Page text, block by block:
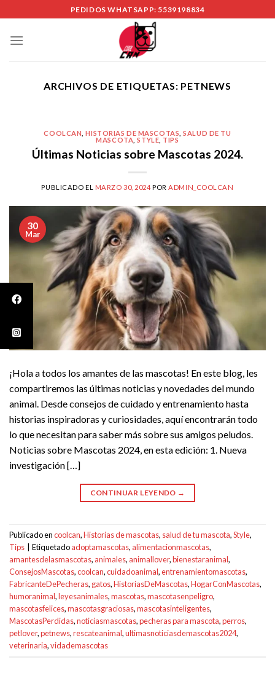
to
content
PEDIDOS WHATSAPP: 5539198834
ARCHIVOS DE ETIQUETAS: PETNEWS
COOLCAN ,HISTORIAS DE MASCOTAS ,SALUD DE TU
MASCOTA ,STYLE TIPS
Últimas Noticias sobre Mascotas 2024.
PUBLICADO EL MARZO 30, 2024 POR ADMIN_COOLCAN
30
Mar
¡Hola a todos los amantes de las mascotas! En este blog, les
compartiremos las últimas noticias y novedades del mundo
animal. Desde consejos de cuidado y entrenamiento hasta
historias inspiradoras y curiosidades, aquí encontrarán todo
lo que necesitan para saber más sobre sus amigos peludos.
Noticias sobre Mascotas 2024, en esta edición: 1. Nueva
investigación […]
CONTINUAR LEYENDO →
Publicado encoolcan,Historias de mascotas, salud de tu mascota,Style,
Tips
Etiquetadoadoptamascotas, alimentacionmascotas,
amantesdelasmascotas, animales, animallover,bienestaranimal,
ConsejosMascotas,coolcan,cuidadoanimal,entrenamientomascotas,
FabricanteDePecheras, gatos,HistoriasDeMascotas,HogarConMascotas,
humoranimal,leyesanimales,mascotas,mascotasenpeligro,
mascotasfelices,mascotasgraciosas,mascotasinteligentes,
MascotasPerdidas,noticiasmascotas,pecheras para mascota,perros,
petlover,petnews,rescateanimal,ultimasnoticiasdemascotas2024,
veterinaria,vidademascotas